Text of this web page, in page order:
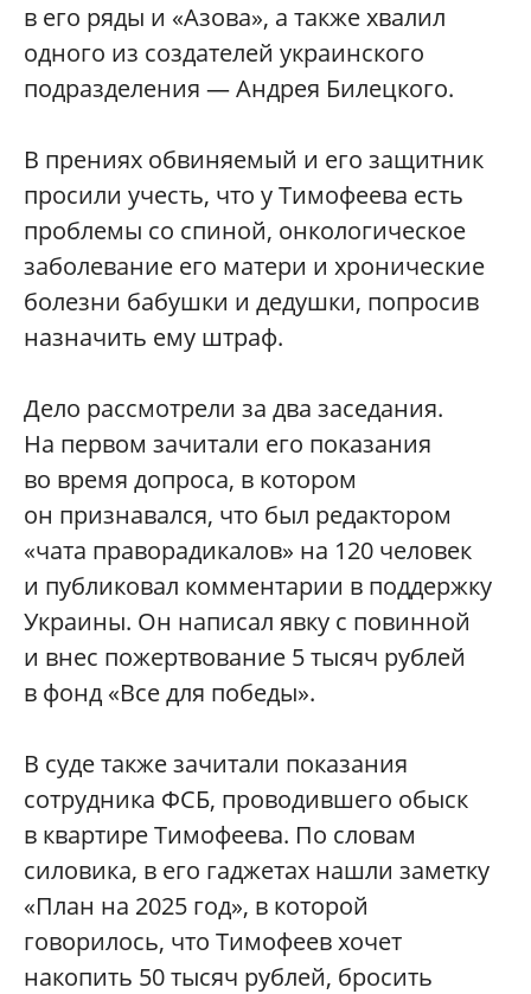
в его ряды и «Азова», а также хвалил
одного из создателей украинского
подразделения — Андрея Билецкого.
В прениях обвиняемый и его защитник
просили учесть, что у Тимофеева есть
проблемы со спиной, онкологическое
заболевание его матери и хронические
болезни бабушки и дедушки, попросив
назначить ему штраф.
Дело рассмотрели за два заседания.
На первом зачитали его показания
во время допроса, в котором
он признавался, что был редактором
«чата праворадикалов» на 120 человек
и публиковал комментарии в поддержку
Украины. Он написал явку с повинной
и внес пожертвование 5 тысяч рублей
в фонд «Все для победы».
В суде также зачитали показания
сотрудника ФСБ, проводившего обыск
в квартире Тимофеева. По словам
силовика, в его гаджетах нашли заметку
«План на 2025 год», в которой
говорилось, что Тимофеев хочет
накопить 50 тысяч рублей, бросить